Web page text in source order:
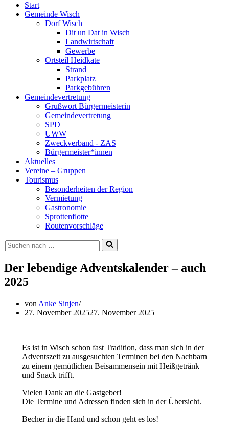
Start
Gemeinde Wisch
Dorf Wisch
Dit un Dat in Wisch
Landwirtschaft
Gewerbe
Ortsteil Heidkate
Strand
Parkplatz
Parkgebühren
Gemeindevertretung
Grußwort Bürgermeisterin
Gemeindevertretung
SPD
UWW
Zweckverband - ZAS
Bürgermeister*innen
Aktuelles
Vereine – Gruppen
Tourismus
Besonderheiten der Region
Vermietung
Gastronomie
Sprottenflotte
Routenvorschläge
Suchen
nach …
Der lebendige Adventskalender – auch
2025
von Anke Sinjen
27. November 202527. November 2025
Es ist in Wisch schon fast Tradition, dass man sich in der
Adventszeit zu ausgesuchten Terminen bei den Nachbarn
zu einem gemütlichen Beisammensein mit Heißgetränk
und Snack trifft.
Vielen Dank an die Gastgeber!
Die Termine und Adressen finden sich in der Übersicht.
Becher in die Hand und schon geht es los!